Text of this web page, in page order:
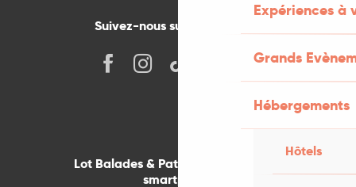
Expériences à
Grands
Hébergements
Hôtels
Suivez-nous sur les réseaux !
Lot Balades & Patrimoines sur votre
smartphone